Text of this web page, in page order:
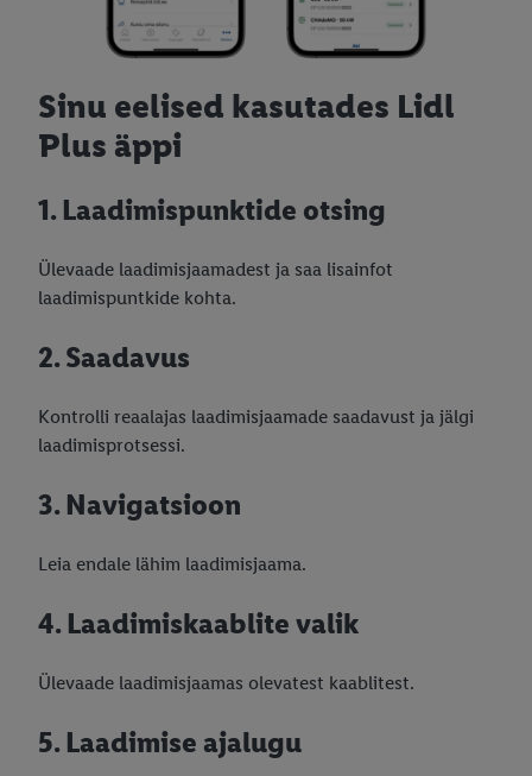
Sinu eelised kasutades Lidl
Plus äppi
1. Laadimispunktide otsing
Ülevaade laadimisjaamadest ja saa lisainfot
laadimispuntkide kohta.
2. Saadavus
Kontrolli reaalajas laadimisjaamade saadavust ja jälgi
laadimisprotsessi.
3. Navigatsioon
Leia endale lähim laadimisjaama.
4. Laadimiskaablite valik
Ülevaade laadimisjaamas olevatest kaablitest.
5. Laadimise ajalugu